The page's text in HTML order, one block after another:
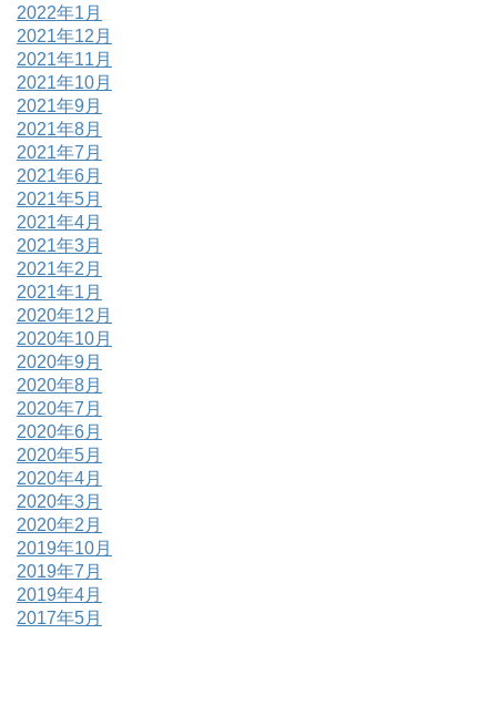
2022年1月
2021年12月
2021年11月
2021年10月
2021年9月
2021年8月
2021年7月
2021年6月
2021年5月
2021年4月
2021年3月
2021年2月
2021年1月
2020年12月
2020年10月
2020年9月
2020年8月
2020年7月
2020年6月
2020年5月
2020年4月
2020年3月
2020年2月
2019年10月
2019年7月
2019年4月
2017年5月